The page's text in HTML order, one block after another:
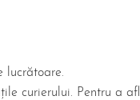
lucrătoare.
curierului. Pentru a